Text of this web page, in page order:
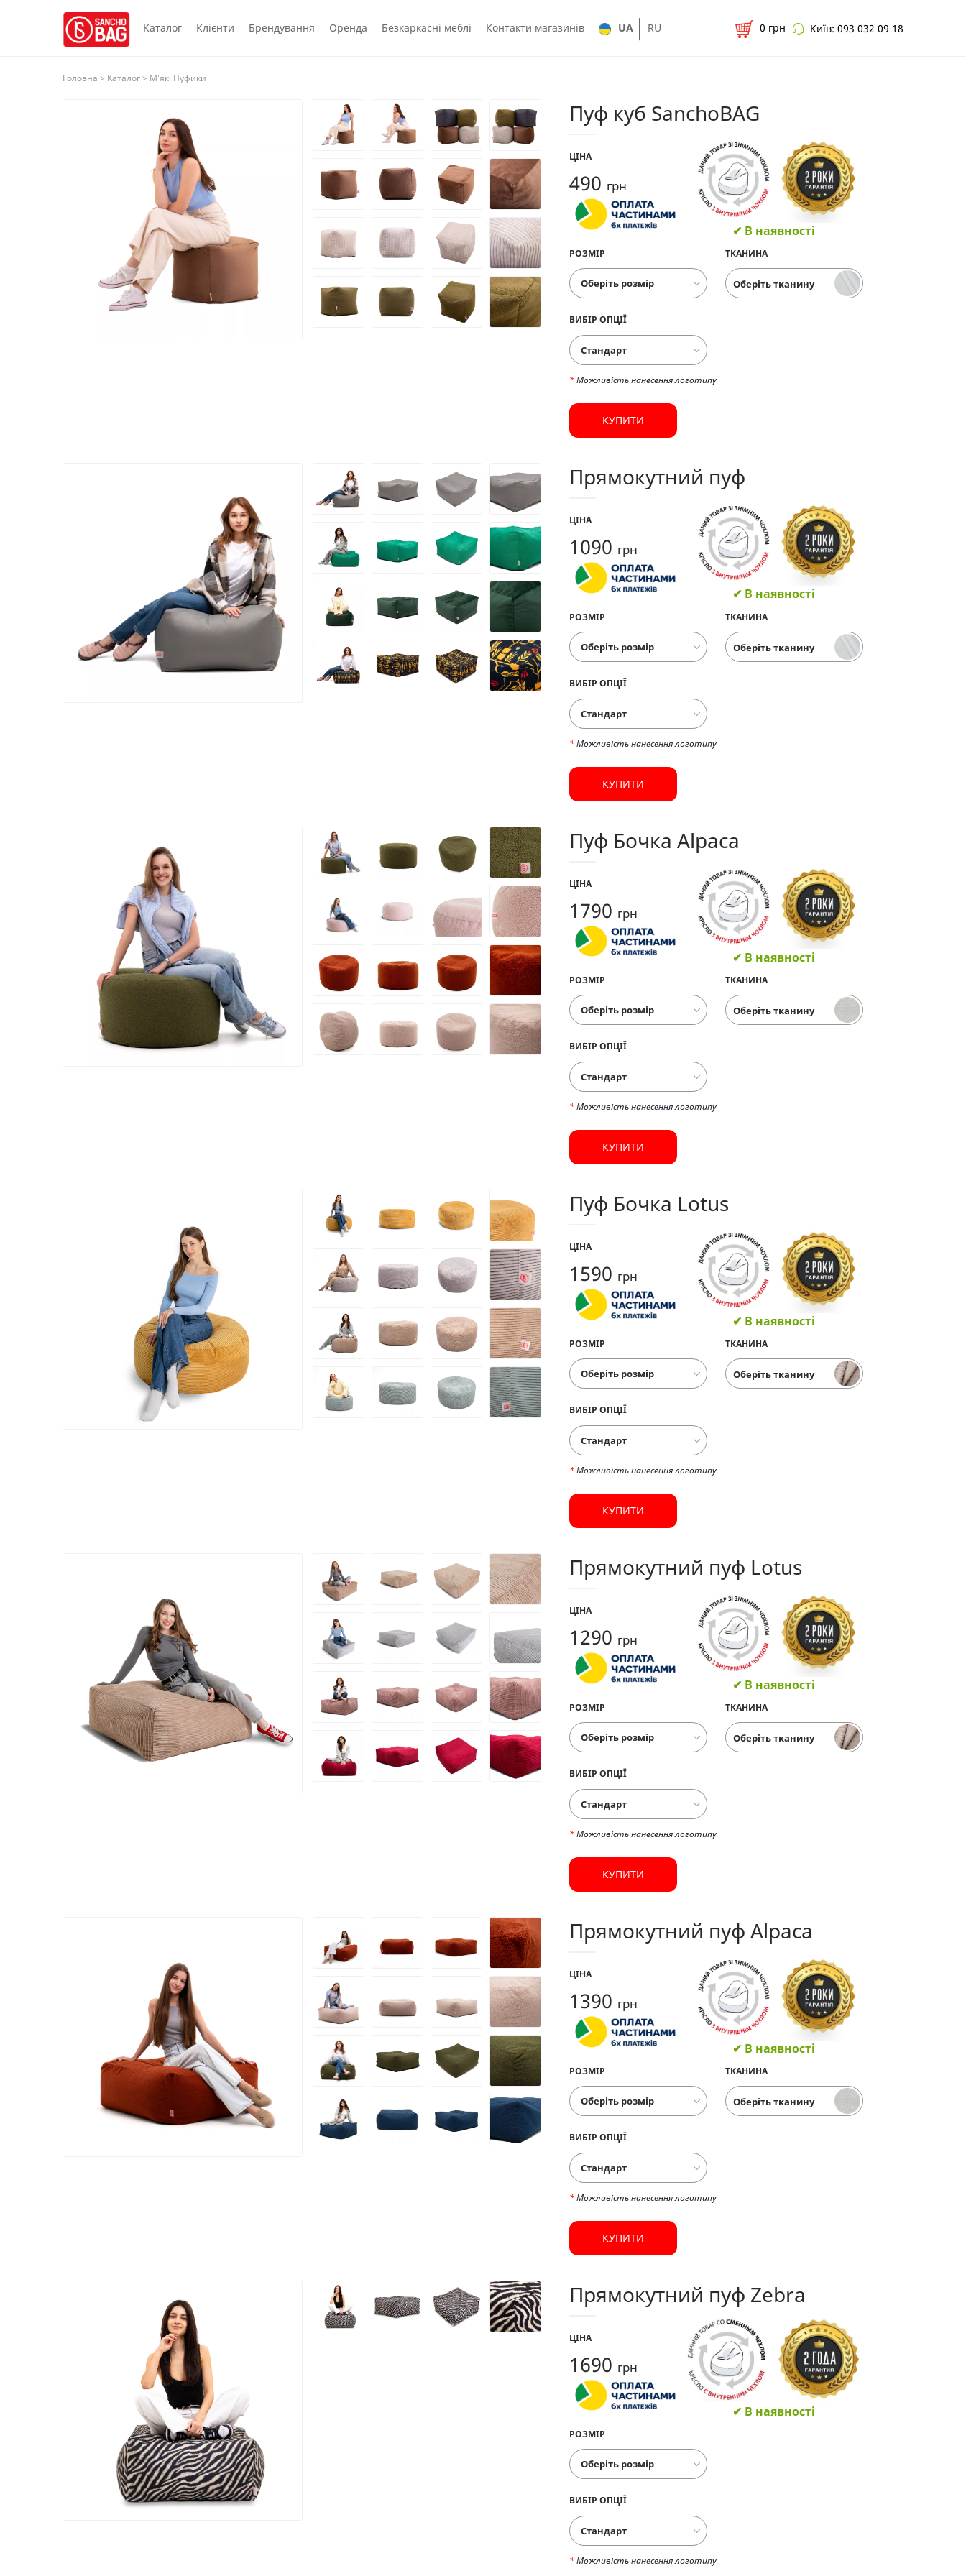
Каталог Клієнти Брендування Оренда Безкаркасні меблі Контакти магазинів Київ: 093 032 09 18
0 грн
UA RU
Головна > Каталог> Мʼякі Пуфики
Пуф куб SanchoBAG
✔ В наявності
ЦІНА
490 грн
РОЗМІР ТКАНИНА
Оберіть тканину
ВИБІР ОПЦІЇ
Стандарт
*Можливість нанесення логотипу
КУПИТИ
Прямокутний пуф
✔ В наявності
ЦІНА
1090 грн
РОЗМІР ТКАНИНА
Оберіть тканину
ВИБІР ОПЦІЇ
Стандарт
*Можливість нанесення логотипу
КУПИТИ
Пуф Бочка Alpaca
✔ В наявності
ЦІНА
1790 грн
РОЗМІР ТКАНИНА
Оберіть тканину
ВИБІР ОПЦІЇ
Стандарт
*Можливість нанесення логотипу
КУПИТИ
Пуф Бочка Lotus
✔ В наявності
ЦІНА
1590 грн
РОЗМІР ТКАНИНА
Оберіть тканину
ВИБІР ОПЦІЇ
Стандарт
*Можливість нанесення логотипу
КУПИТИ
Прямокутний пуф Lotus
✔ В наявності
ЦІНА
1290 грн
РОЗМІР ТКАНИНА
Оберіть тканину
ВИБІР ОПЦІЇ
Стандарт
*Можливість нанесення логотипу
КУПИТИ
Прямокутний пуф Alpaca
✔ В наявності
ЦІНА
1390 грн
РОЗМІР ТКАНИНА
Оберіть тканину
ВИБІР ОПЦІЇ
Стандарт
*Можливість нанесення логотипу
КУПИТИ
Прямокутний пуф Zebra
✔ В наявності
ЦІНА
1690 грн
РОЗМІР
ВИБІР ОПЦІЇ
Стандарт
*Можливість нанесення логотипу